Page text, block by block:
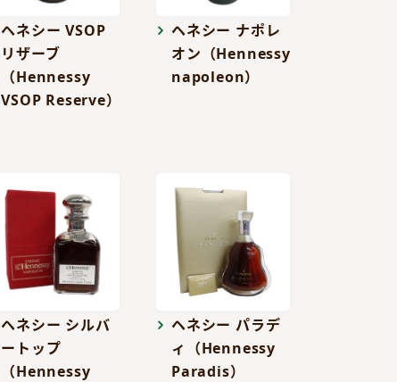
ヘネシー VSOP
リザーブ
（Hennessy
VSOP Reserve）
ヘネシー ナポレ
オン（Hennessy
napoleon）
ヘネシー シルバ
ートップ
（Hennessy
ヘネシー パラデ
ィ（Hennessy
Paradis）